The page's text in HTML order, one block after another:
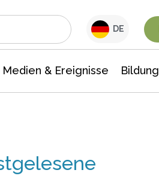
DE
Medien & Ereignisse Bildung